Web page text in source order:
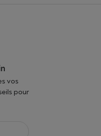
vos
pour